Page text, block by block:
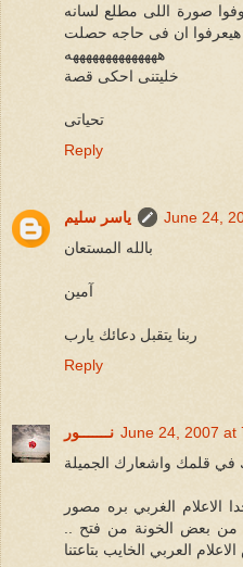
صورة اللى مطلع لسانه
ههههههههههههههه
خليتنى احكى قصة
تحياتى
Reply
ياسر سليم
June 24,
بالله المستعان
آمين
ربنا يتقبل دعائك يارب
Reply
نـــــــور June 24, 2007 at
في قلمك واشعارك الجميلة
الاعلام الغربي بره مصور
بعض الخونة من فتح ..
العربي الخايب بتاعتنا